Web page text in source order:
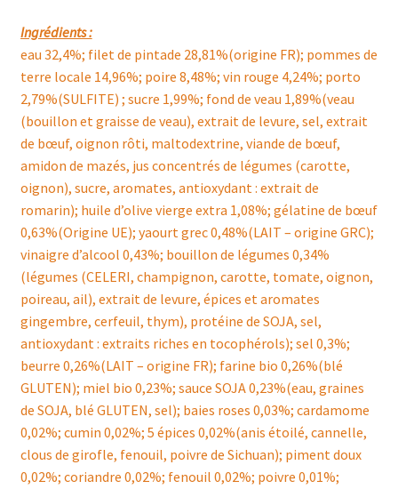
Ingrédients :
eau 32,4%; filet de pintade 28,81%(origine FR); pommes de
terre locale 14,96%; poire 8,48%; vin rouge 4,24%; porto
2,79%(SULFITE) ; sucre 1,99%; fond de veau 1,89%(veau
(bouillon et graisse de veau), extrait de levure, sel, extrait
de bœuf, oignon rôti, maltodextrine, viande de bœuf,
amidon de mazés, jus concentrés de légumes (carotte,
oignon), sucre, aromates, antioxydant : extrait de
romarin); huile d’olive vierge extra 1,08%; gélatine de bœuf
0,63%(Origine UE); yaourt grec 0,48%(LAIT – origine GRC);
vinaigre d’alcool 0,43%; bouillon de légumes 0,34%
(légumes (CELERI, champignon, carotte, tomate, oignon,
poireau, ail), extrait de levure, épices et aromates
gingembre, cerfeuil, thym), protéine de SOJA, sel,
antioxydant : extraits riches en tocophérols); sel 0,3%;
beurre 0,26%(LAIT – origine FR); farine bio 0,26%(blé
GLUTEN); miel bio 0,23%; sauce SOJA 0,23%(eau, graines
de SOJA, blé GLUTEN, sel); baies roses 0,03%; cardamome
0,02%; cumin 0,02%; 5 épices 0,02%(anis étoilé, cannelle,
clous de girofle, fenouil, poivre de Sichuan); piment doux
0,02%; coriandre 0,02%; fenouil 0,02%; poivre 0,01%;